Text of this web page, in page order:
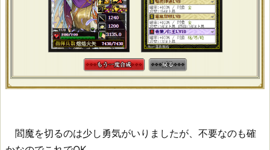
閻魔を切るのは少し勇気がいりましたが、不要なのも確